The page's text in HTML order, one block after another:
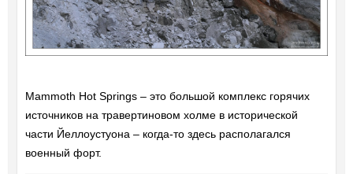
Mammoth Hot Springs – это большой комплекс горячих
источников на травертиновом холме в исторической
части Йеллоустуона – когда-то здесь располагался
военный форт.